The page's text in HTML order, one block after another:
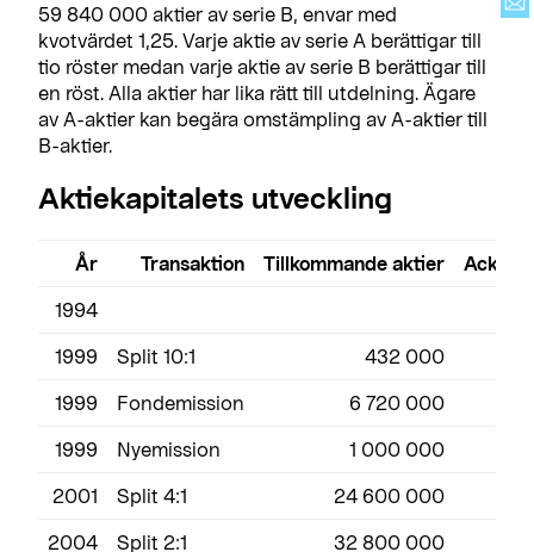
59 840 000 aktier av serie B, envar med
kvotvärdet 1,25. Varje aktie av serie A berättigar till
tio röster medan varje aktie av serie B berättigar till
en röst. Alla aktier har lika rätt till utdelning. Ägare
av A-aktier kan begära omstämpling av A-aktier till
B-aktier.
Aktiekapitalets utveckling
År Transaktion Tillkommande aktier
1994
1999 Split 10:1 432 000
1999 Fondemission 6 720 000
1999 Nyemission 1 000 000
2001 Split 4:1 24 600 000
2004 Split 2:1 32 800 000